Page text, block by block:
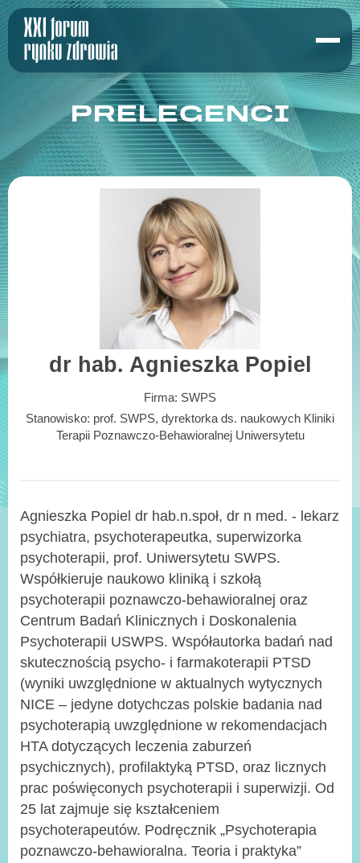
PRELEGENCI
dr hab. Agnieszka Popiel
Firma: SWPS
Stanowisko: prof. SWPS, dyrektorka ds. naukowych Kliniki
Terapii Poznawczo-Behawioralnej Uniwersytetu
Agnieszka Popiel dr hab.n.społ, dr n med. - lekarz
psychiatra, psychoterapeutka, superwizorka
psychoterapii, prof. Uniwersytetu SWPS.
Współkieruje naukowo kliniką i szkołą
psychoterapii poznawczo-behawioralnej oraz
Centrum Badań Klinicznych i Doskonalenia
Psychoterapii USWPS. Współautorka badań nad
skutecznością psycho- i farmakoterapii PTSD
(wyniki uwzględnione w aktualnych wytycznych
NICE – jedyne dotychczas polskie badania nad
psychoterapią uwzględnione w rekomendacjach
HTA dotyczących leczenia zaburzeń
psychicznych), profilaktyką PTSD, oraz licznych
prac poświęconych psychoterapii i superwizji. Od
25 lat zajmuje się kształceniem
psychoterapeutów. Podręcznik „Psychoterapia
poznawczo-behawioralna. Teoria i praktyka”